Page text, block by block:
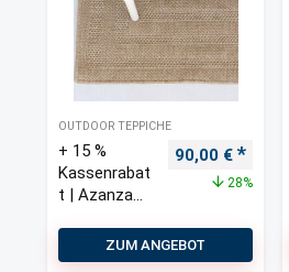
OUTDOOR TEPPICHE
+ 15 %
Kassenrabat
t | Azanza
Teppich
160×230 cm
90,00 €
28%
ZUM ANGEBOT